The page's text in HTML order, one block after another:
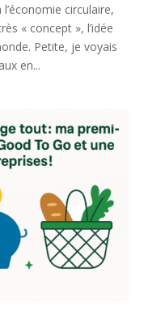
circulaire,
« concept », l’idée
Petite, je voyais
en...